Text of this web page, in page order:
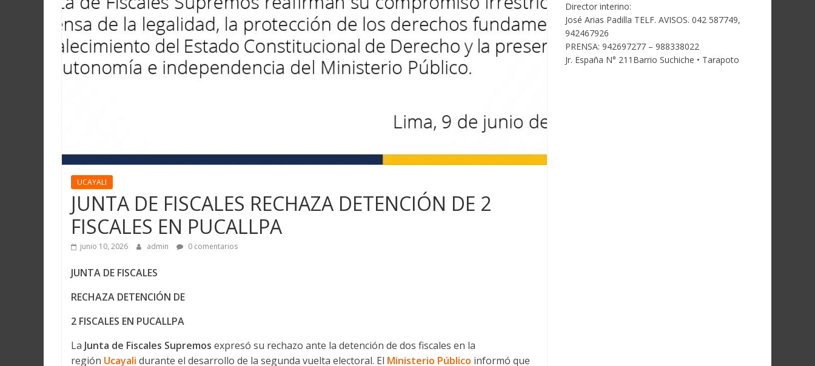
UCAYALI
JUNTA DE FISCALES RECHAZA DETENCIÓN DE 2
FISCALES EN PUCALLPA
junio 10, 2026 admin 0 comentarios
JUNTA DE FISCALES
RECHAZA DETENCIÓN DE
2 FISCALES EN PUCALLPA
La Junta de Fiscales Supremos expresó su rechazo ante la detención de dos fiscales en la
región Ucayali durante el desarrollo de la segunda vuelta electoral. El Ministerio Público informó que
Director interino:
José Arias Padilla TELF. AVISOS. 042 587749,
942467926
PRENSA: 942697277 – 988338022
Jr. España N° 211Barrio Suchiche • Tarapoto